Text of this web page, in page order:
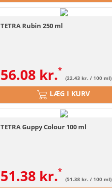
TETRA Rubin 250 ml
56.08 kr. (22.43 kr. / 100 ml)
LÆG I KURV
TETRA Guppy Colour 100 ml
51.38 kr. (51.38 kr. / 100 ml)